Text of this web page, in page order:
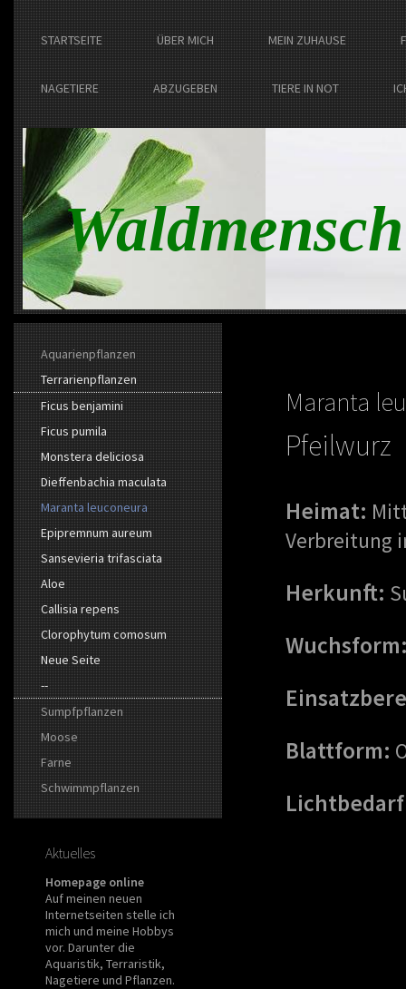
STARTSEITE ÜBER MICH MEIN ZUHAUSE
NAGETIERE ABZUGEBEN TIERE IN NOT
Waldmensch
Aquarienpflanzen
Terrarienpflanzen
Ficus benjamini
Ficus pumila
Monstera deliciosa
Dieffenbachia maculata
Maranta leuconeura
Epipremnum aureum
Sansevieria trifasciata
Aloe
Callisia repens
Clorophytum comosum
Neue Seite
--
Sumpfpflanzen
Moose
Farne
Schwimmpflanzen
Aktuelles
Homepage online
Auf meinen neuen
Internetseiten stelle ich
mich und meine Hobbys
vor. Darunter die
Aquaristik, Terraristik,
Nagetiere und Pflanzen.
Maranta
Pfeilwurz
Heimat:
Verbreitung
Herkunft:
Blattform: